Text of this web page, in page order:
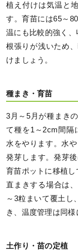
植え付けは気温と
す。育苗には65～
温にも比較的強く、
根張りが浅いため
けましょう。
種まき・育苗
3月～5月が種まき
て種を1～2cm間隔
水をやります。水
発芽します。発芽
育苗ポットに移植し
直まきする場合は
～3粒まいて覆土し
き、温度管理は同様
土作り・苗の定植